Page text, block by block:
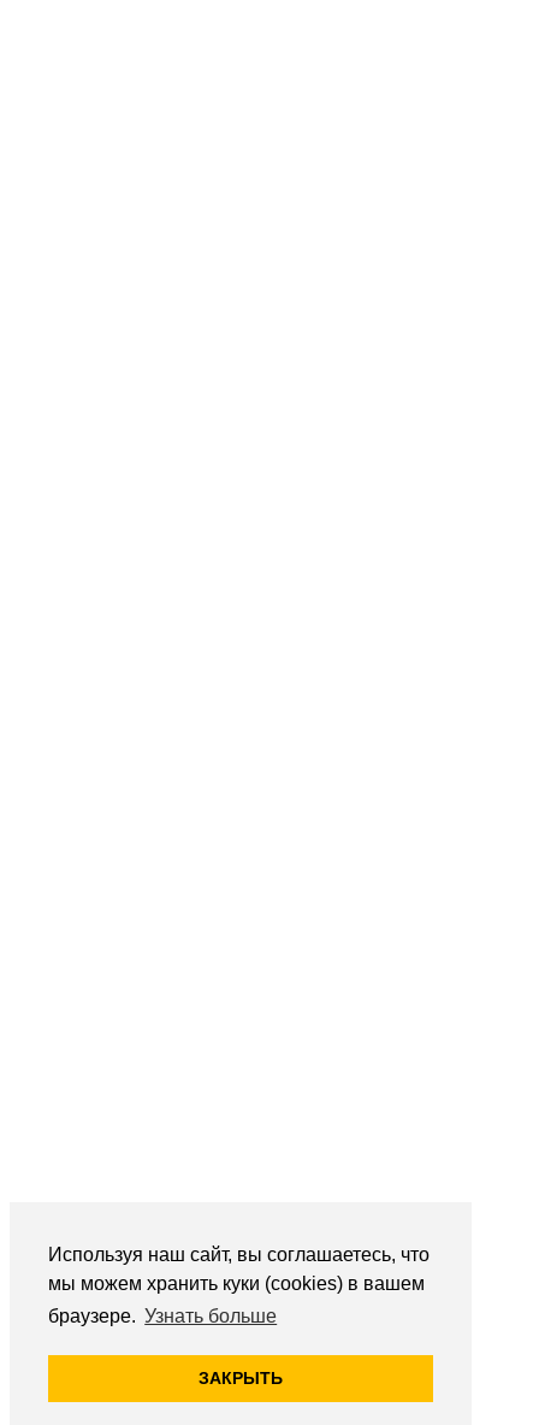
Используя наш сайт, вы соглашаетесь, что
мы можем хранить куки (cookies) в вашем
браузере. Узнать больше
ЗАКРЫТЬ